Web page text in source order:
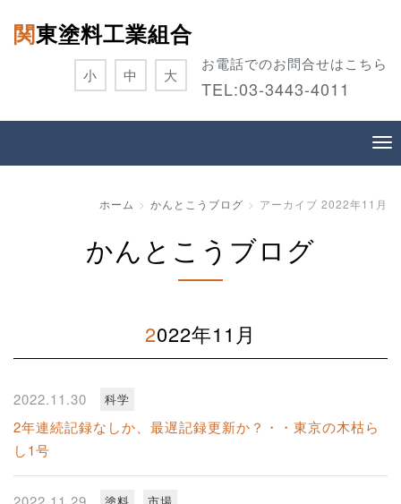
関東塗料工業組合
お電話でのお問合せはこちら
TEL:03-3443-4011
小 中 大
ホーム かんとこうブログ アーカイブ 2022年11月
かんとこうブログ
2022年11月
2022.11.30 科学
2年連続記録なしか、最遅記録更新か？・・東京の木枯ら
し1号